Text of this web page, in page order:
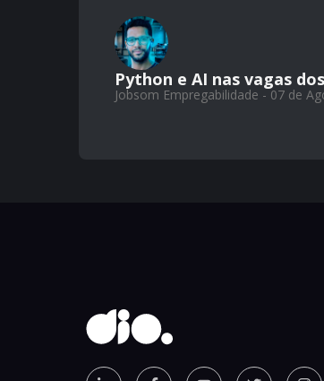
Python e AI nas vagas
Jobsom Empregabilidade - 07 de